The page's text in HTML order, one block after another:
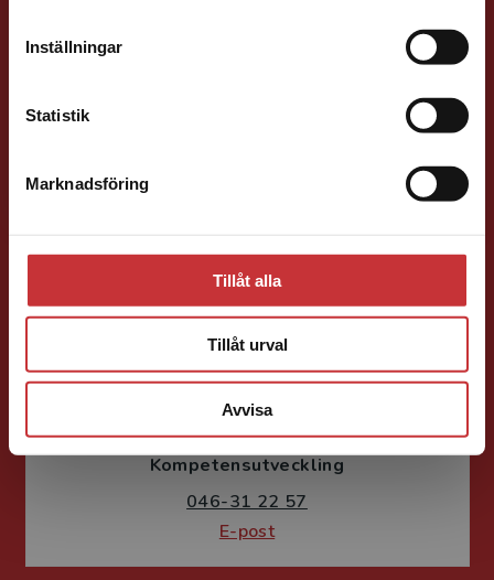
Inställningar
Statistik
Marknadsföring
Tillåt alla
Tillåt urval
Avvisa
Forskningsmetodik
Fritjof Janson
Förlagskoordinator Kurslitteratur och
Kompetensutveckling
046-31 22 57
E-post